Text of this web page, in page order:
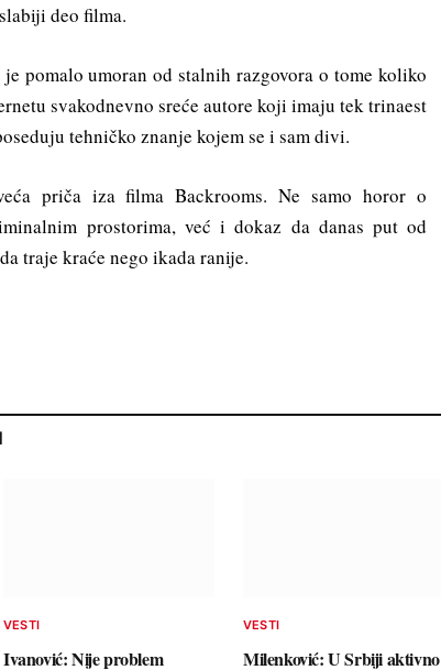
deo filma.
pomalo umoran od stalnih razgovora o tome koliko
svakodnevno sreće autore koji imaju tek trinaest
tehničko znanje kojem se i sam divi.
priča iza filma Backrooms. Ne samo horor o
prostorima, već i dokaz da danas put od
traje kraće nego ikada ranije.
VESTI
Ivanović: Nije problem
VESTI
Milenković: U Srbiji aktivno